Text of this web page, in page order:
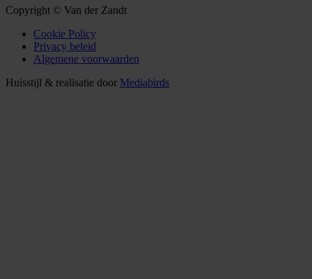
Copyright © Van der Zandt
Cookie Policy
Privacy beleid
Algemene voorwaarden
Huisstijl & realisatie door Mediabirds